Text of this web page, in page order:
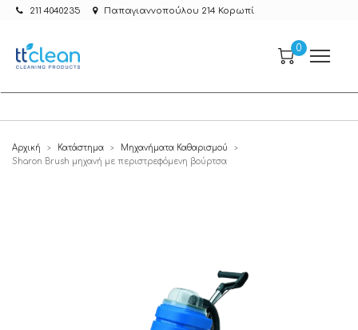
211 4040235 Παπαγιαννοπούλου 214 Κορωπί
0
Αρχική > Κατάστημα > Μηχανήματα Καθαρισμού >
Sharon Brush µηχανή µε περιστρεφόµενη βούρτσα